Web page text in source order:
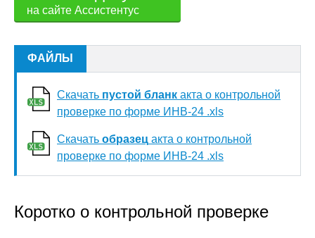
на сайте Ассистентус
ФАЙЛЫ
Скачать пустой бланк акта о контрольной
проверке по форме ИНВ-24 .xls
Скачать образец акта о контрольной
проверке по форме ИНВ-24 .xls
Коротко о контрольной проверке